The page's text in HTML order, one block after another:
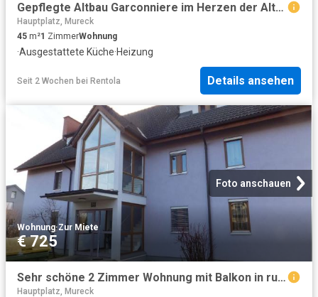
Gepflegte Altbau Garconniere im Herzen der Altstadt!
Hauptplatz, Mureck
45 m²1 ZimmerWohnung
·Ausgestattete Küche·Heizung
Seit 2 Wochen bei Rentola Details ansehen
Foto anschauen
Wohnung·Zur Miete
€ 725
Sehr schöne 2 Zimmer Wohnung mit Balkon in ruhiger Lage NEUE KÜCHE geförderte Miete ODER geförderte Miete mit Kaufoption 2 Zimmer
Hauptplatz, Mureck